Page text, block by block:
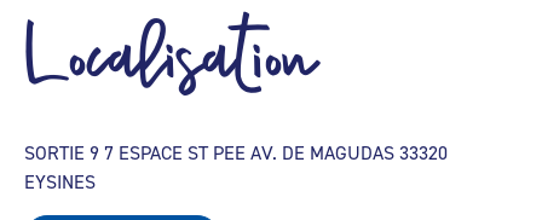
Localisation
SORTIE 9 7 ESPACE ST PEE AV. DE MAGUDAS 33320
EYSINES